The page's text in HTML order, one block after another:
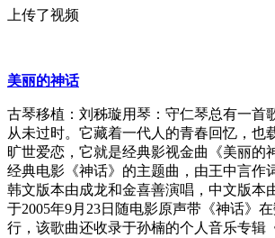
上传了视频
美丽的神话
古琴移植：刘秭璇用琴：守仁琴总有一首
从未过时。它藏着一代人的青春回忆，也
旷世爱恋，它就是经典影视金曲《美丽的
经典电影《神话》的主题曲，由王中言作
韩文版本由成龙和金喜善演唱，中文版本
于2005年9月23日随电影原声带《神话》
行，该歌曲还收录于孙楠的个人音乐专辑